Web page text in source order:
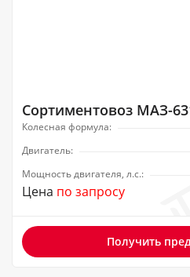
Сортиментовоз МАЗ-
Колесная формула:
Двигатель:
Мощность двигателя, л.с.:
Цена по запросу
Получить